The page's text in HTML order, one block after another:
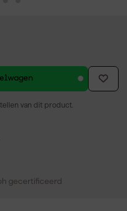
van dit product.
gecertificeerd